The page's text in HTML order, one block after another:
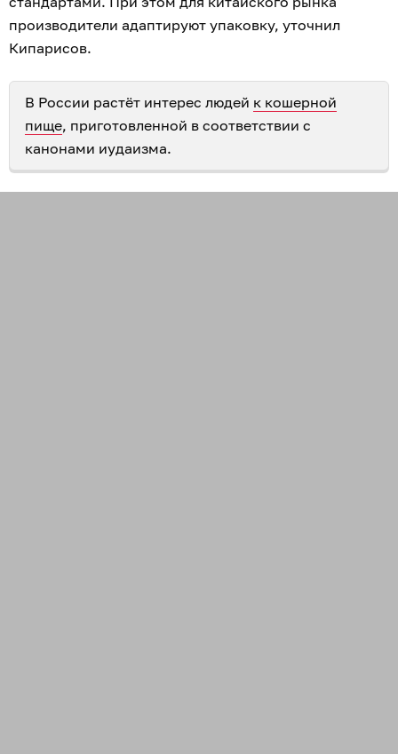
производители адаптируют упаковку, уточнил
Кипарисов.
В России растёт интерес людей к кошерной
пище, приготовленной в соответствии с
канонами иудаизма.